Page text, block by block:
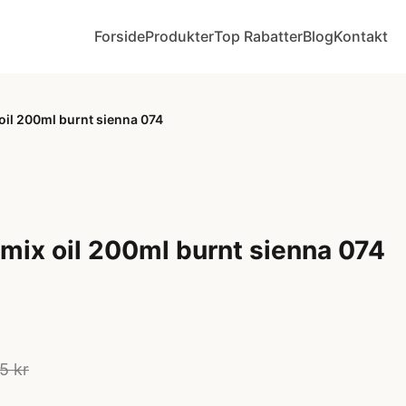
ForsideProdukterTop RabatterBlogKontakt
200ml burnt sienna 074
oil 200ml burnt sienna 074
kr